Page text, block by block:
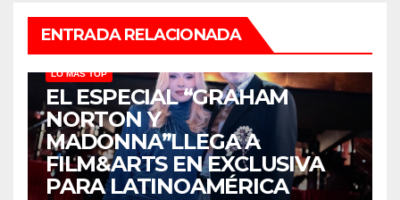
ENTRADA RELACIONADA
LO MÁS TOP
EL ESPECIAL “GRAHAM
NORTON Y
MADONNA”LLEGA A
FILM&ARTS EN EXCLUSIVA
PARA LATINOAMÉRICA